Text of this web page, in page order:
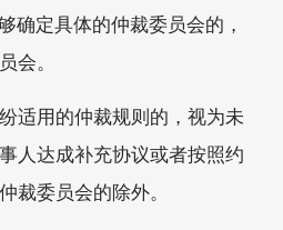
确定具体的仲裁委员会的，
会。
适用的仲裁规则的，视为未
人达成补充协议或者按照约
裁委员会的除外。